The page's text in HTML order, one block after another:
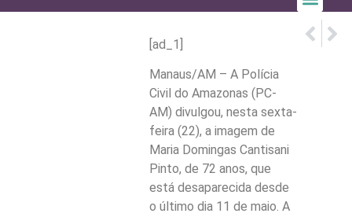
[ad_1]
Manaus/AM – A Polícia
Civil do Amazonas (PC-
AM) divulgou, nesta sexta-
feira (22), a imagem de
Maria Domingas Cantisani
Pinto, de 72 anos, que
está desaparecida desde
o último dia 11 de maio. A
Mega-